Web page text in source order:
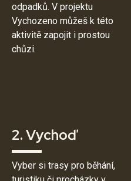
odpadků. V projektu
Vychozeno můžeš k této
aktivitě zapojit i prostou
chůzi.
2. Vychoď
Vyber si trasy pro běhání,